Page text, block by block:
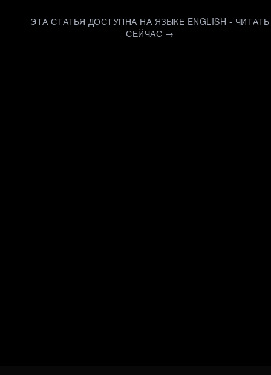
ЭТА СТАТЬЯ ДОСТУПНА НА ЯЗЫКЕ ENGLISH - ЧИТАТЬ
СЕЙЧАС →